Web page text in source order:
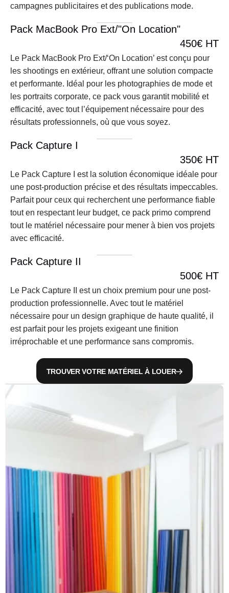
campagnes publicitaires et des publications mode.
Pack MacBook Pro Ext/"On Location"
450€ HT
Le Pack MacBook Pro Ext/‘On Location’ est conçu pour
les shootings en extérieur, offrant une solution compacte
et performante. Idéal pour les photographies de mode et
les portraits corporate, ce pack vous garantit mobilité et
efficacité, avec tout l’équipement nécessaire pour des
résultats professionnels, où que vous soyez.
Pack Capture I
350€ HT
Le Pack Capture I est la solution économique idéale pour
une post-production précise et des résultats impeccables.
Parfait pour ceux qui recherchent une performance fiable
tout en respectant leur budget, ce pack primo comprend
tout le matériel nécessaire pour mener à bien vos projets
avec efficacité.
Pack Capture II
500€ HT
Le Pack Capture II est un choix premium pour une post-
production professionnelle. Avec tout le matériel
nécessaire pour un design graphique de haute qualité, il
est parfait pour les projets exigeant une finition
irréprochable et une performance sans compromis.
TROUVER VOTRE MATÉRIEL À LOUER